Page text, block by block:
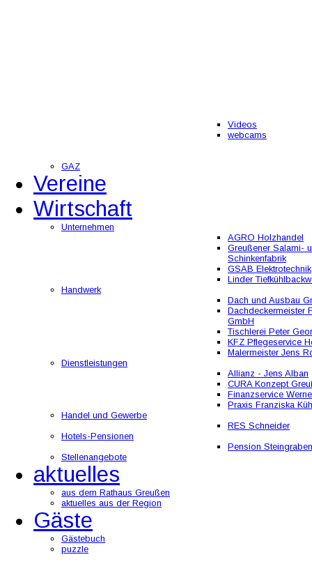
Videos
webcams
GAZ
Vereine
Wirtschaft
Unternehmen
AGRO Holzhandel
Greußener Salami-
Schinkenfabrik
GSAB Elektrotechnik
Linder
Handwerk
Dach und Ausbau
Dachdeckermeister
GmbH
Tischlerei Peter
KFZ Pflegeservice
Malermeister Jens
Dienstleistungen
Allianz - Jens Alban
CURA Konzept
Finanzservice
Praxis Franziska
Handel und Gewerbe
RES Schneider
Hotels-Pensionen
Pension Steingraben
Stellenangebote
aktuelles
aus dem Rathaus Greußen
aktuelles aus der Region
Gäste
Gästebuch
puzzle